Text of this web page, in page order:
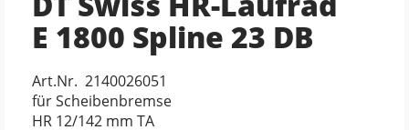
E 1800 Spline 23 DB
Art.Nr. 2140026051
für Scheibenbremse
HR 12/142 mm TA